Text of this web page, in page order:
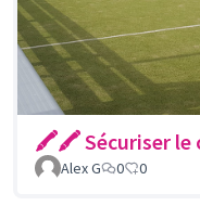
🖍🖍 Sécuriser le
Alex G 0 0